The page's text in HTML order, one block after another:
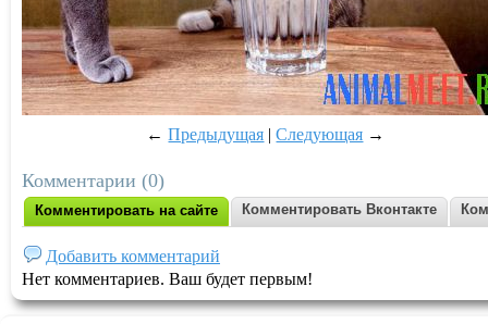
←Предыдущая |Следующая →
Комментарии (0)
Комментировать на сайте Комментировать Вконтакте
Добавить комментарий
Нет комментариев. Ваш будет первым!